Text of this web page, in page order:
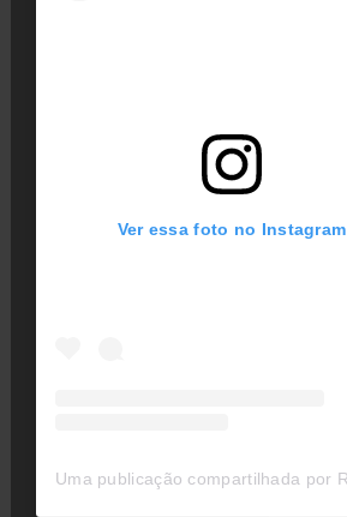
Ver essa foto no Instagram